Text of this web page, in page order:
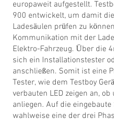
DOWNLOADS
NEWS
KONTAKT
LOGIN
europaweit aufgestellt.
900 entwickelt, um damit
Ladesäulen prüfen zu
Kommunikation mit der
Elektro-Fahrzeug. Über die
sich ein Installationstester
anschließen. Somit ist eine
Tester, wie dem Testboy
verbauten LED zeigen an,
anliegen. Auf die
wahlweise eine der drei